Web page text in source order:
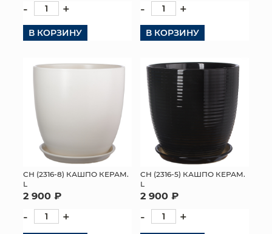
- +
В КОРЗИНУ
- +
В КОРЗИНУ
СН (2316-8) КАШПО КЕРАМ.
L
2 900 ₽
- +
СН (2316-5) КАШПО КЕРАМ.
L
2 900 ₽
- +